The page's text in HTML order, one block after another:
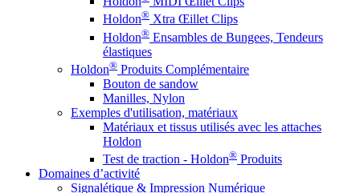
Holdon® Xtra Œillet Clips
Holdon® Ensambles de Bungees, Tendeurs
élastiques
Holdon® Produits Complémentaire
Bouton de sandow
Manilles, Nylon
Exemples d'utilisation, matériaux
Matériaux et tissus utilisés avec les attaches
Holdon
Test de traction - Holdon® Produits
Domaines d’activité
Signalétique & Impression Numérique